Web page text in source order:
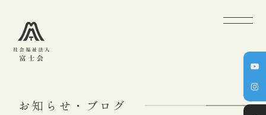
お知らせ・ブログ